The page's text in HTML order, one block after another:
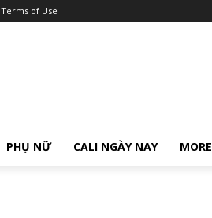
Terms of Use
PHỤ NỮ CALI NGÀY NAY MORE